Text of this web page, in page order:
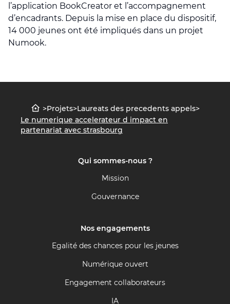
l’application BookCreator et l’accompagnement
d’encadrants. Depuis la mise en place du dispositif,
14 000 jeunes ont été impliqués dans un projet
Numook.
>Projets>Laureats des precedents appels>
Le numerique accelerateur d impact en
partenariat avec strasbourg
Qui sommes-nous ?
Mission
Gouvernance
Nos engagements
Egalité des chances pour les jeunes
Numérique ouvert
Engagement collaborateurs
IA